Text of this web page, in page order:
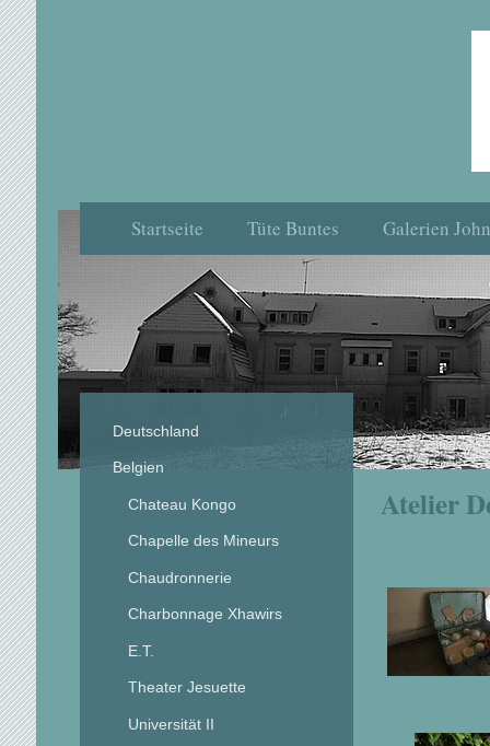
Startseite Tüte Buntes Galerien John
Atelier
Deutschland
Belgien
Chateau Kongo
Chapelle des Mineurs
Chaudronnerie
Charbonnage Xhawirs
E.T.
Theater Jesuette
Universität II